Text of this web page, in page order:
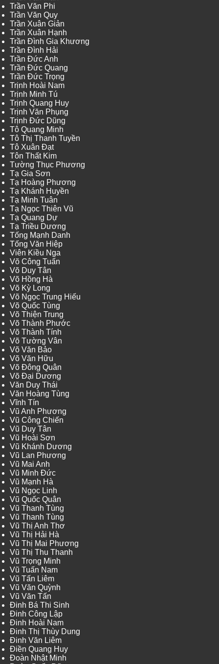
Trần Văn Phi
Trần Văn Quy
Trần Xuân Giản
Trần Xuân Hạnh
Trần Đình Gia Khương
Trần Đình Hải
Trần Đức Anh
Trần Đức Quang
Trần Đức Trọng
Trịnh Hoài Nam
Trịnh Minh Tú
Trịnh Quang Huy
Trịnh Văn Phụng
Trịnh Đức Dũng
Tô Quang Minh
Tô Thị Thanh Tuyền
Tô Xuân Đạt
Tôn Thất Kim
Tường Thục Phương
Tạ Gia Sơn
Tạ Hoàng Phương
Tạ Khánh Huyền
Tạ Minh Tuân
Tạ Ngọc Thiên Vũ
Tạ Quang Dự
Tạ Triều Dương
Tống Mạnh Danh
Tống Văn Hiệp
Viên Kiều Nga
Võ Công Tuấn
Võ Duy Tân
Võ Hồng Hà
Võ Kỳ Long
Võ Ngọc Trung Hiếu
Võ Quốc Tùng
Võ Thiện Trung
Võ Thành Phước
Võ Thành Tính
Võ Tường Vân
Võ Văn Bảo
Võ Văn Hữu
Võ Đông Quân
Võ Đại Dương
Văn Duy Thái
Văn Hoàng Tùng
Vĩnh Tín
Vũ Anh Phương
Vũ Công Chiến
Vũ Duy Tân
Vũ Hoài Sơn
Vũ Khánh Dương
Vũ Lan Phương
Vũ Mai Anh
Vũ Minh Đức
Vũ Mạnh Hà
Vũ Ngọc Linh
Vũ Quốc Quân
Vũ Thanh Tùng
Vũ Thanh Tùng
Vũ Thị Anh Thơ
Vũ Thị Hải Hà
Vũ Thị Mai Phương
Vũ Thị Thu Thanh
Vũ Trọng Minh
Vũ Tuấn Nam
Vũ Tấn Liêm
Vũ Văn Quỳnh
Vũ Văn Tấn
Đinh Bá Thi Sinh
Đinh Công Lập
Đinh Hoài Nam
Đinh Thị Thùy Dung
Đinh Văn Liêm
Điền Quang Huy
Đoàn Nhật Minh